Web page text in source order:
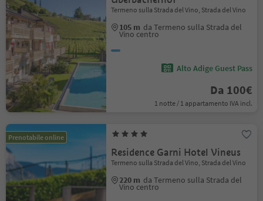
Termeno sulla Strada del Vino, Strada del Vino
105 m da Termeno sulla Strada del
Vino centro
Alto Adige Guest Pass
Da 100€
1 notte / 1 appartamento IVA incl.
Prenotabile online
Residence Garni Hotel Vineus
Termeno sulla Strada del Vino, Strada del Vino
220 m da Termeno sulla Strada del
Vino centro